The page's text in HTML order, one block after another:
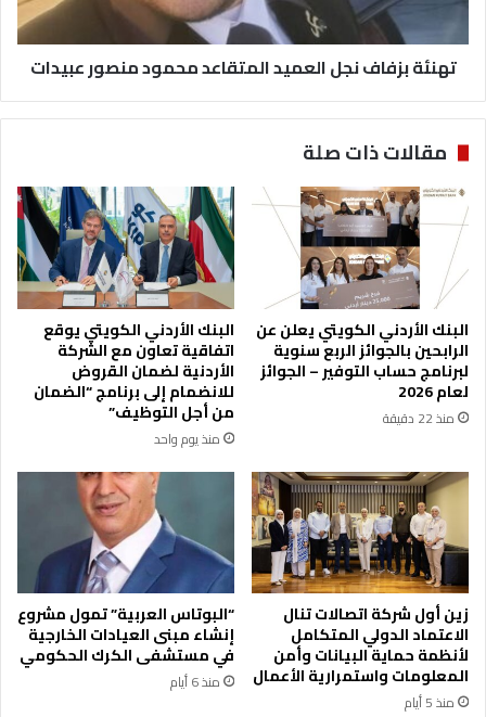
ا
1
ا
س
و
ق
ا
ح
ل
ي
ة
ا
ف
ج
ا
ع
م
د
م
ت
ق
ا
ع
م
و
م
ن
ص
و
ر
ع
تهنئة بزفاف نجل العميد المتقاعد محمود منصور عبيدات
مقالات ذات صلة
البنك الأردني الكويتي يعلن عن
الرابحين بالجوائز الربع سنوية
لبرنامج حساب التوفير – الجوائز
لعام 2026
منذ 22 دقيقة
البنك الأردني الكويتي يوقع
اتفاقية تعاون مع الشركة
الأردنية لضمان القروض
للانضمام إلى برنامج “الضمان
من أجل التوظيف”
منذ يوم واحد
زين أول شركة اتصالات تنال
الاعتماد الدولي المتكامل
لأنظمة حماية البيانات وأمن
المعلومات واستمرارية الأعمال
منذ 5 أيام
“البوتاس العربية” تمول مشروع
إنشاء مبنى العيادات الخارجية
في مستشفى الكرك الحكومي
منذ 6 أيام